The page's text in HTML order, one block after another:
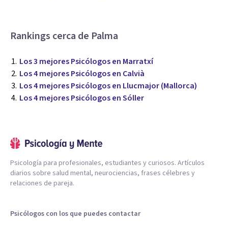
Rankings cerca de Palma
Los 3 mejores Psicólogos en Marratxí
Los 4 mejores Psicólogos en Calvià
Los 4 mejores Psicólogos en Llucmajor (Mallorca)
Los 4 mejores Psicólogos en Sóller
Psicología para profesionales, estudiantes y curiosos. Artículos
diarios sobre salud mental, neurociencias, frases célebres y
relaciones de pareja.
Psicólogos con los que puedes contactar